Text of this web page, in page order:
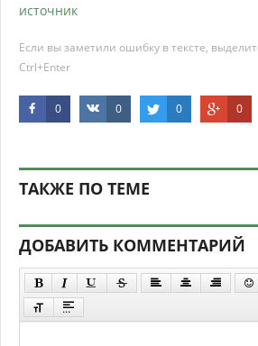
источник
Если вы заметили ошибку в тексте,
Ctrl+Enter
0 0 0 0
ТАКЖЕ ПО ТЕМЕ
ДОБАВИТЬ КОММЕНТАРИЙ